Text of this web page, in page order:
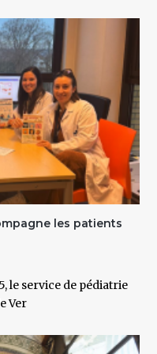
les patients
le service de pédiatrie
Ver